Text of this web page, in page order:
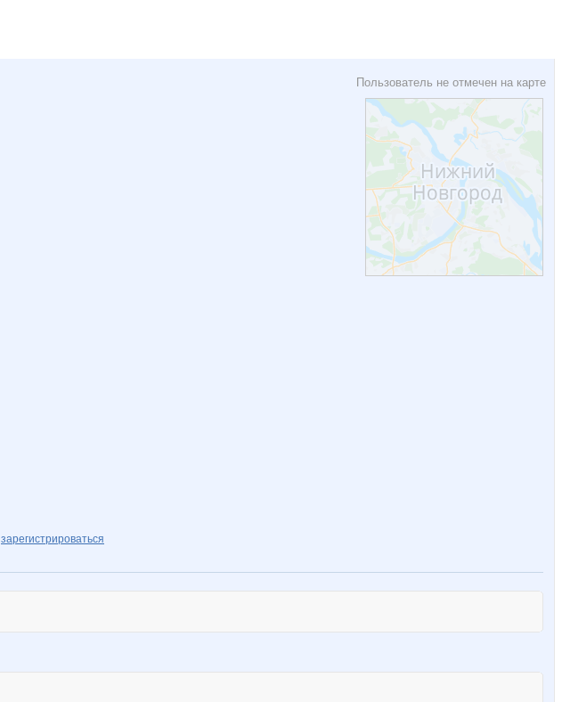
Пользователь не отмечен на карте
зарегистрироваться